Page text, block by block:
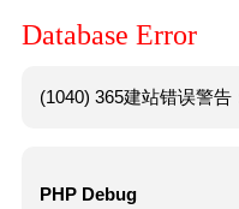
Database Error
(1040) 365建站错误警
PHP Debug